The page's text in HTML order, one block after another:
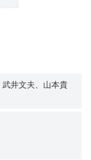
井文夫、山本貴